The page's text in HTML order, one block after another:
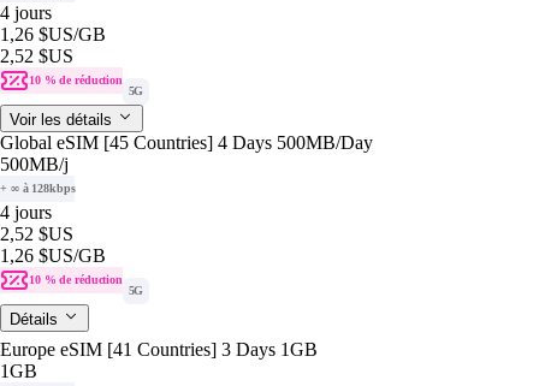
4 jours
1,26 $US/GB
2,52 $US
10 % de réduction
5G
Voir les détails
Global eSIM [45 Countries] 4 Days 500MB/Day
500MB/j
+ ∞ à 128kbps
4 jours
2,52 $US
1,26 $US/GB
10 % de réduction
5G
Détails
Europe eSIM [41 Countries] 3 Days 1GB
1GB